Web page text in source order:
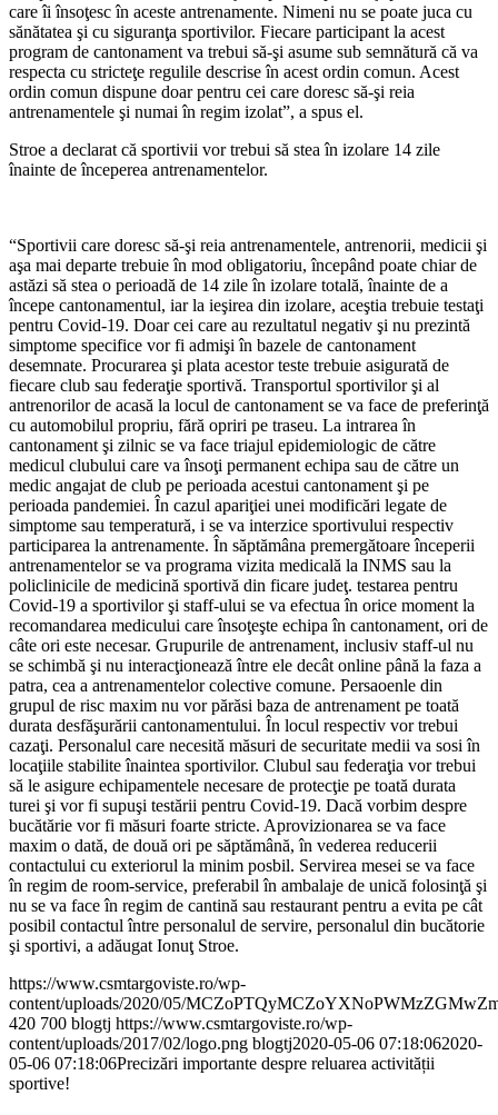
care îi însoţesc în aceste antrenamente. Nimeni nu se poate juca cu
sănătatea şi cu siguranţa sportivilor. Fiecare participant la acest
program de cantonament va trebui să-şi asume sub semnătură că va
respecta cu stricteţe regulile descrise în acest ordin comun. Acest
ordin comun dispune doar pentru cei care doresc să-şi reia
antrenamentele şi numai în regim izolat”, a spus el.
Stroe a declarat că sportivii vor trebui să stea în izolare 14 zile
înainte de începerea antrenamentelor.
“Sportivii care doresc să-şi reia antrenamentele, antrenorii, medicii şi
aşa mai departe trebuie în mod obligatoriu, începând poate chiar de
astăzi să stea o perioadă de 14 zile în izolare totală, înainte de a
începe cantonamentul, iar la ieşirea din izolare, aceştia trebuie testaţi
pentru Covid-19. Doar cei care au rezultatul negativ şi nu prezintă
simptome specifice vor fi admişi în bazele de cantonament
desemnate. Procurarea şi plata acestor teste trebuie asigurată de
fiecare club sau federaţie sportivă. Transportul sportivilor şi al
antrenorilor de acasă la locul de cantonament se va face de preferinţă
cu automobilul propriu, fără opriri pe traseu. La intrarea în
cantonament şi zilnic se va face triajul epidemiologic de către
medicul clubului care va însoţi permanent echipa sau de către un
medic angajat de club pe perioada acestui cantonament şi pe
perioada pandemiei. În cazul apariţiei unei modificări legate de
simptome sau temperatură, i se va interzice sportivului respectiv
participarea la antrenamente. În săptămâna premergătoare începerii
antrenamentelor se va programa vizita medicală la INMS sau la
policlinicile de medicină sportivă din ficare judeţ. testarea pentru
Covid-19 a sportivilor şi staff-ului se va efectua în orice moment la
recomandarea medicului care însoţeşte echipa în cantonament, ori de
câte ori este necesar. Grupurile de antrenament, inclusiv staff-ul nu
se schimbă şi nu interacţionează între ele decât online până la faza a
patra, cea a antrenamentelor colective comune. Persaoenle din
grupul de risc maxim nu vor părăsi baza de antrenament pe toată
durata desfăşurării cantonamentului. În locul respectiv vor trebui
cazaţi. Personalul care necesită măsuri de securitate medii va sosi în
locaţiile stabilite înaintea sportivilor. Clubul sau federaţia vor trebui
să le asigure echipamentele necesare de protecţie pe toată durata
turei şi vor fi supuşi testării pentru Covid-19. Dacă vorbim despre
bucătărie vor fi măsuri foarte stricte. Aprovizionarea se va face
maxim o dată, de două ori pe săptămână, în vederea reducerii
contactului cu exteriorul la minim posbil. Servirea mesei se va face
în regim de room-service, preferabil în ambalaje de unică folosinţă şi
nu se va face în regim de cantină sau restaurant pentru a evita pe cât
posibil contactul între personalul de servire, personalul din bucătorie
şi sportivi, a adăugat Ionuţ Stroe.
https://www.csmtargoviste.ro/wp-
content/uploads/2020/05/
420 700 blogtj https://www.csmtargoviste.ro/wp-
content/uploads/2017/02/logo.png blogtj2020-05-06 07:18:062020-
05-06 07:18:06Precizări importante despre reluarea activității
sportive!